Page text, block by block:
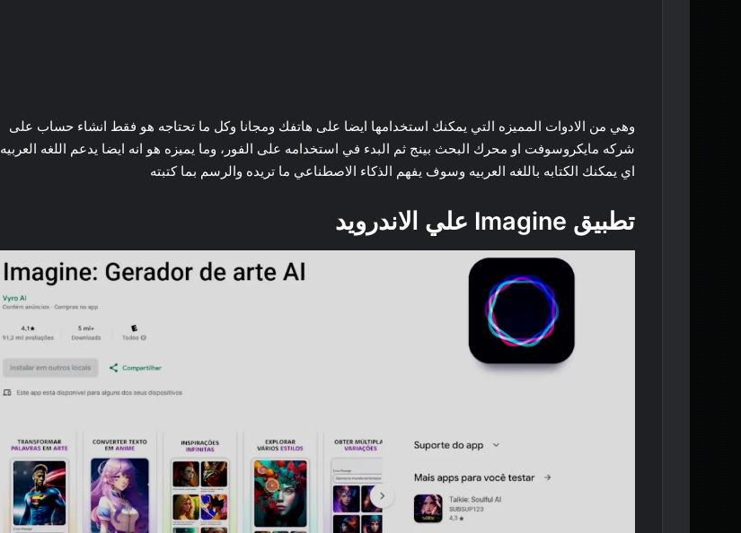
وهي من الادوات المميزه التي يمكنك استخدامها ايضا على هاتفك ومجانا وكل ما تحتاجه هو فقط انشاء حساب على
شركه مايكروسوفت او محرك البحث بينج ثم البدء في استخدامه على الفور، وما يميزه هو انه ايضا يدعم اللغه العربيه
اي يمكنك الكتابه باللغه العربيه وسوف يفهم الذكاء الاصطناعي ما تريده والرسم بما كتبته
تطبيق Imagine علي الاندرويد